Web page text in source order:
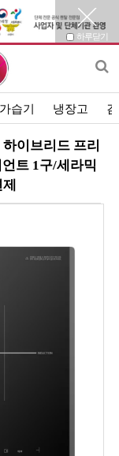
하루닫기
습기 냉장고
이브리드 프리
트 1구/세라믹